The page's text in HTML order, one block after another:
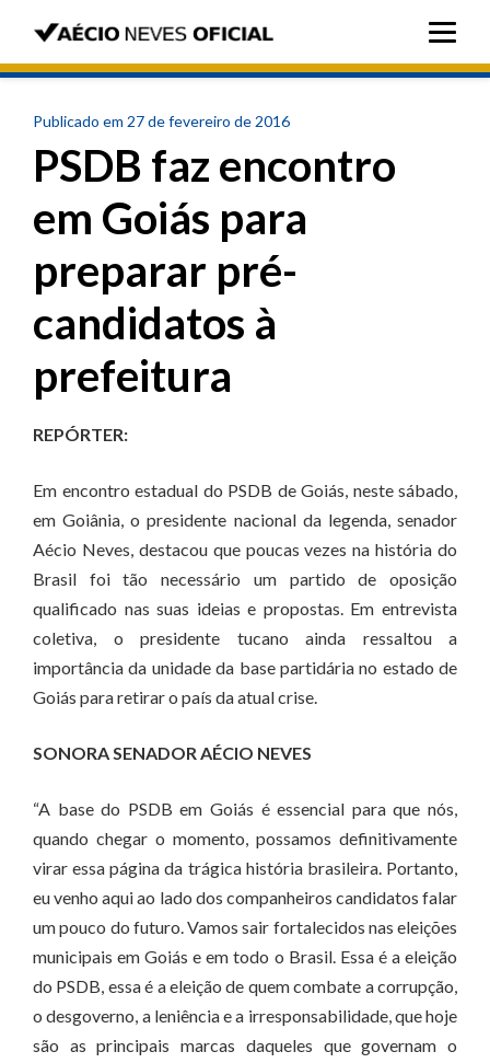
Publicado em 27 de fevereiro de 2016
PSDB faz encontro
em Goiás para
preparar pré-
candidatos à
prefeitura
REPÓRTER:
Em encontro estadual do PSDB de Goiás, neste sábado,
em Goiânia, o presidente nacional da legenda, senador
Aécio Neves, destacou que poucas vezes na história do
Brasil foi tão necessário um partido de oposição
qualificado nas suas ideias e propostas. Em entrevista
coletiva, o presidente tucano ainda ressaltou a
importância da unidade da base partidária no estado de
Goiás para retirar o país da atual crise.
SONORA SENADOR AÉCIO NEVES
“A base do PSDB em Goiás é essencial para que nós,
quando chegar o momento, possamos definitivamente
virar essa página da trágica história brasileira. Portanto,
eu venho aqui ao lado dos companheiros candidatos falar
um pouco do futuro. Vamos sair fortalecidos nas eleições
municipais em Goiás e em todo o Brasil. Essa é a eleição
do PSDB, essa é a eleição de quem combate a corrupção,
o desgoverno, a leniência e a irresponsabilidade, que hoje
são as principais marcas daqueles que governam o